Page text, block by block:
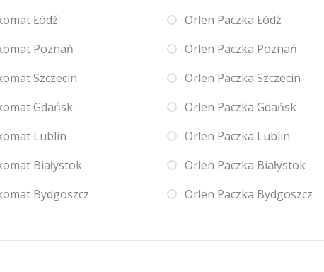
Łódź
Poznań
Szczecin
Gdańsk
Lublin
Białystok
Bydgoszcz
Orlen Paczka Łódź
Orlen Paczka Poznań
Orlen Paczka Szczecin
Orlen Paczka Gdańsk
Orlen Paczka Lublin
Orlen Paczka Białystok
Orlen Paczka Bydgoszcz